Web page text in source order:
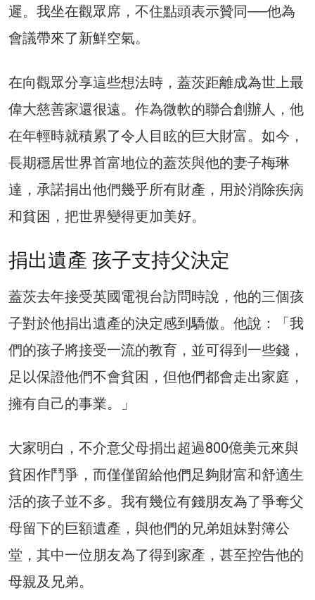
遲。我坐在觀眾席，不住點頭表示贊同──他為
會議帶來了新鮮空氣。
在向觀眾分享這些想法時，蓋茨距離成為世上最
偉大慈善家還很遠。作為微軟的聯合創辦人，他
在年輕時就積累了令人目眩的巨大財富。如今，
長期穩居世界首富地位的蓋茨與他的妻子梅琳
達，承諾捐出他們幾乎所有財產，用於消除疾病
和貧困，把世界變得更加美好。
捐出遺產 孩子支持父決定
蓋茨去年接受英國電視台訪問時說，他的三個孩
子對於他捐出遺產的決定感到驕傲。他說：「我
們的孩子將接受一流的教育，並可得到一些錢，
足以保證他們不會貧困，但他們都會走出家庭，
擁有自己的事業。」
大家明白，不介意父母捐出超過800億美元來與
貧困作鬥爭，而僅僅留給他們足夠財富和舒適生
活的孩子並不多。我有幾位有錢朋友為了爭奪父
母留下的巨額遺產，與他們的兄弟姐妹對簿公
堂，其中一位朋友為了得到家產，甚至控告他的
母親及兄弟。